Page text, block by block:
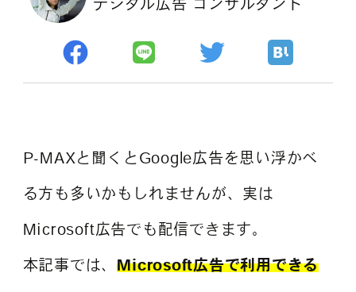
無料診断実施中
Webマーケティング用語集
よくある質問
デジタル広告 コンサルタント
P-MAXと聞くとGoogle広告を思い浮かべ
る方も多いかもしれませんが、実は
Microsoft広告でも配信できます。
本記事では、Microsoft広告で利用できる